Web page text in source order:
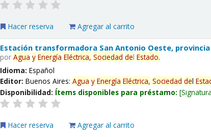
Hacer reserva Agregar al carrito
Estación transformadora San Antonio Oeste, provincia
porAgua y Energía Eléctrica, Sociedad delEstado.
Idioma:Español
Editor:Buenos Aires:Agua y Energía Eléctrica, Sociedad del
Disponibilidad: Ítems disponibles para préstamo:
Hacer reserva Agregar al carrito